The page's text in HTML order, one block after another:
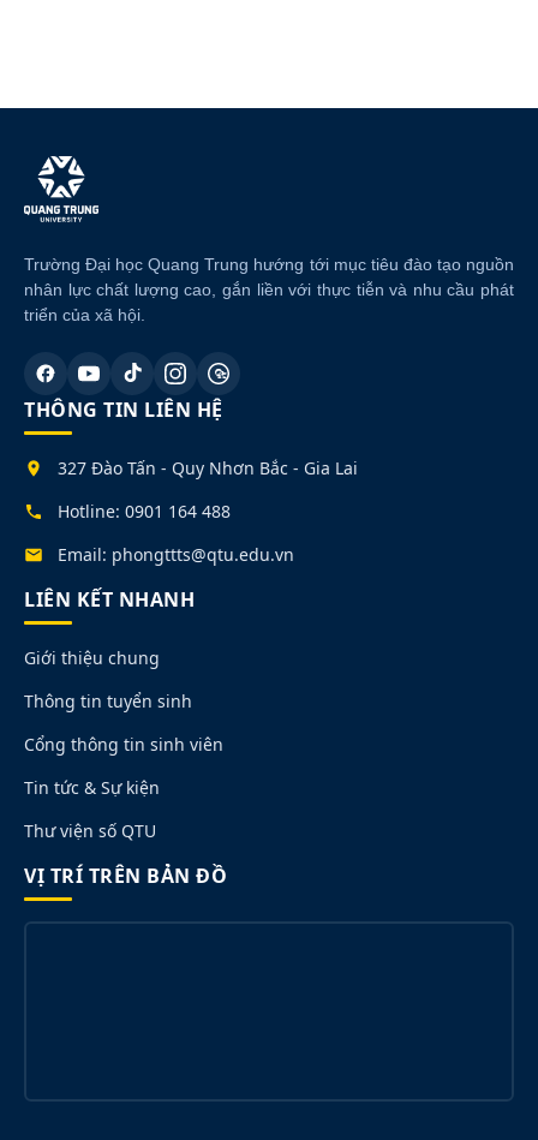
Trường Đại học Quang Trung hướng tới mục tiêu đào tạo nguồn
nhân lực chất lượng cao, gắn liền với thực tiễn và nhu cầu phát
triển của xã hội.
THÔNG TIN LIÊN HỆ
327 Đào Tấn - Quy Nhơn Bắc - Gia Lai
Hotline: 0901 164 488
Email: phongttts@qtu.edu.vn
LIÊN KẾT NHANH
Giới thiệu chung
Thông tin tuyển sinh
Cổng thông tin sinh viên
Tin tức & Sự kiện
Thư viện số QTU
VỊ TRÍ TRÊN BẢN ĐỒ